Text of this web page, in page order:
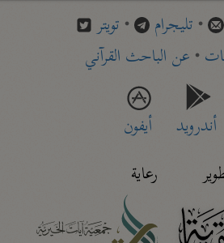
• تليجرام • تويتر
• عن الباحث القرآني
أندرويد
أيفون
رعاية